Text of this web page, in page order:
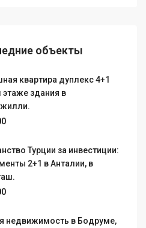
объекты
квартира дуплекс 4+1
этаже здания в
Турции за инвестиции:
2+1 в Анталии, в
недвижимость в Бодруме,